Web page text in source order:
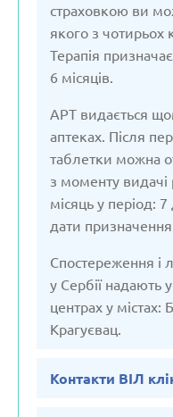
страховкою ви
якого з чотирьох
Терапія
6 місяців.
АРТ видається
аптеках. Після
таблетки можна
з моменту
місяць у період: 7
дати призначення
Спостереження і
у Сербії надають
центрах у містах:
Крагуєвац.
Контакти ВІЛ